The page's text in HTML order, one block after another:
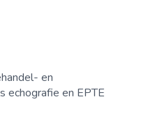
en
echografie en EPTE